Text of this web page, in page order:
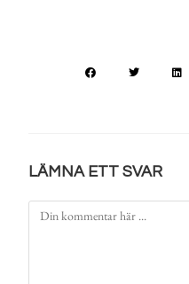
LÄMNA ETT SVAR